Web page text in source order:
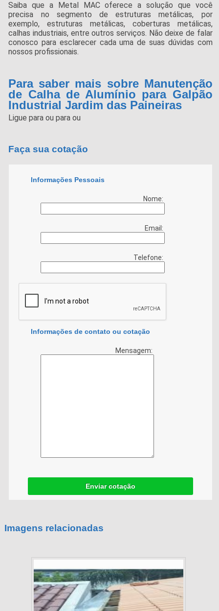
Saiba que a Metal MAC oferece a solução que você
precisa no segmento de estruturas metálicas, por
exemplo, estruturas metálicas, coberturas metálicas,
calhas industriais, entre outros serviços. Não deixe de falar
conosco para esclarecer cada uma de suas dúvidas com
nossos profissionais.
Para saber mais sobre Manutenção
de Calha de Alumínio para Galpão
Industrial Jardim das Paineiras
Ligue paraou paraou
Faça sua cotação
Informações Pessoais
Nome:
Email:
Telefone:
Informações de contato ou cotação
Mensagem:
Enviar cotação
Imagens relacionadas